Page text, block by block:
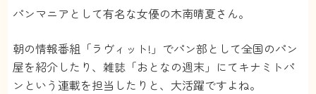
パンマニアとして有名な女優の木南晴夏さん。
朝の情報番組「ラヴィット!」でパン部として全国のパン
屋を紹介したり、雑誌「おとなの週末」にてキナミトパ
ンという連載を担当したりと、大活躍ですよね。